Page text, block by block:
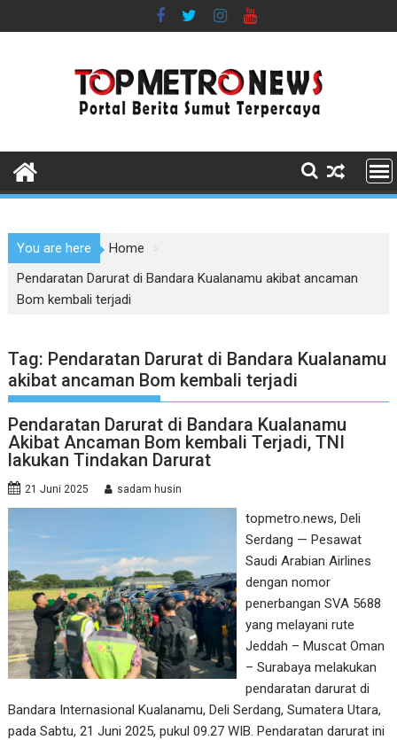
to
You are here
Home
Pendaratan Darurat di Bandara Kualanamu akibat ancaman
Bom kembali terjadi
Tag: Pendaratan Darurat di Bandara Kualanamu
akibat ancaman Bom kembali terjadi
Pendaratan Darurat di Bandara Kualanamu
Akibat Ancaman Bom kembali Terjadi, TNI
lakukan Tindakan Darurat
21 Juni 2025 sadam husin
topmetro.news, Deli
Serdang — Pesawat
Saudi Arabian Airlines
dengan nomor
penerbangan SVA 5688
yang melayani rute
Jeddah – Muscat Oman
– Surabaya melakukan
pendaratan darurat di
Bandara Internasional Kualanamu, Deli Serdang, Sumatera Utara,
pada Sabtu, 21 Juni 2025, pukul 09.27 WIB. Pendaratan darurat ini